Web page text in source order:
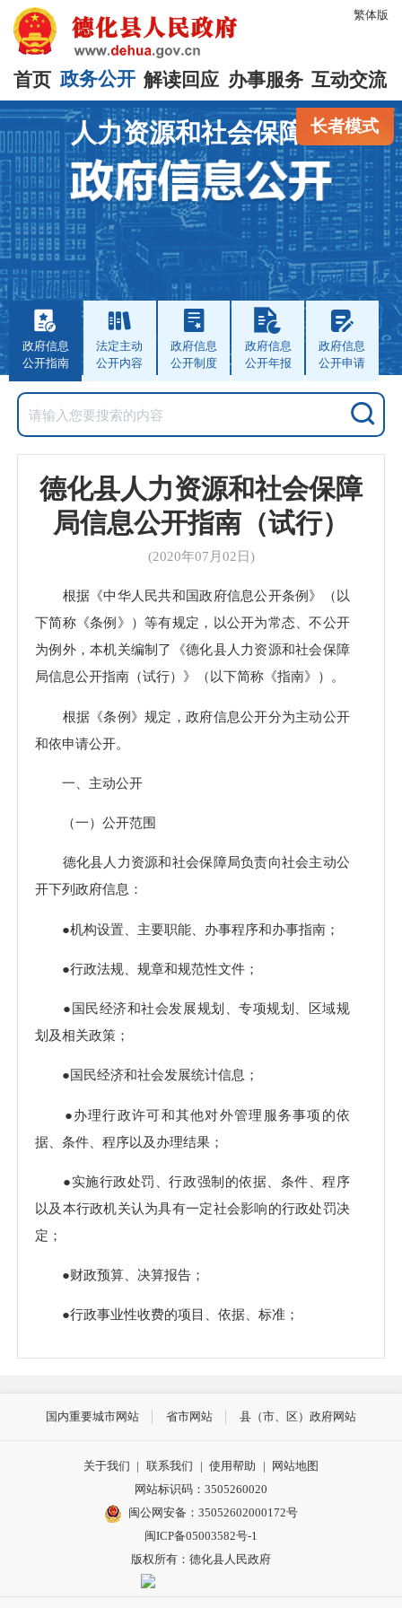
繁体版
首页 政务公开 解读回应 办事服务 互动交流
长者模式
人力资源和社会保障局
政府信息
公开指南
法定主动
公开内容
政府信息
公开制度
政府信息
公开年报
政府信息
公开申请
德化县人力资源和社会保障
局信息公开指南（试行）
(2020年07月02日)
根据《中华人民共和国政府信息公开条例》（以
下简称《条例》）等有规定，以公开为常态、不公开
为例外，本机关编制了《德化县人力资源和社会保障
局信息公开指南（试行）》（以下简称《指南》）。
根据《条例》规定，政府信息公开分为主动公开
和依申请公开。
一、主动公开
（一）公开范围
德化县人力资源和社会保障局负责向社会主动公
开下列政府信息：
●机构设置、主要职能、办事程序和办事指南；
●行政法规、规章和规范性文件；
●国民经济和社会发展规划、专项规划、区域规
划及相关政策；
●国民经济和社会发展统计信息；
●办理行政许可和其他对外管理服务事项的依
据、条件、程序以及办理结果；
●实施行政处罚、行政强制的依据、条件、程序
以及本行政机关认为具有一定社会影响的行政处罚决
定；
●财政预算、决算报告；
●行政事业性收费的项目、依据、标准；
●政府集中采购项目的目录、标准及实施情况；
面的政策、措施及其实施情况；
●突发公共事件的应急预案、预警信息及应对情
●事业单位工作人员招录（聘）的职位、名额、
国内重要城市网站 省市网站 县（市、区）政府网站
关于我们 | 联系我们 | 使用帮助 |
网站地图
网站标识码：3505260020
闽公网安备：35052602000172号
闽ICP备05003582号-1
版权所有：德化县人民政府